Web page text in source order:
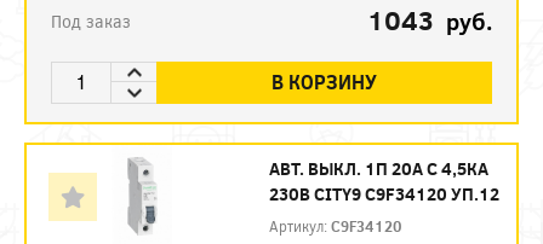
Под заказ 1043 руб.
В КОРЗИНУ
АВТ. ВЫКЛ. 1П 20А С 4,5КА
230В CITY9 C9F34120 УП.12
Артикул:C9F34120